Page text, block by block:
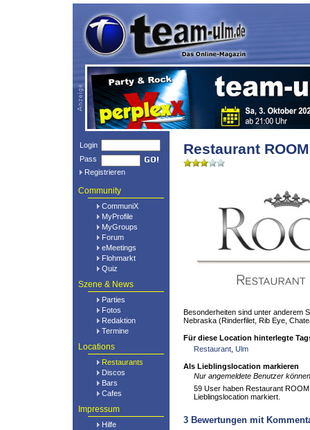
Login
Pass
Registrieren
Community
CommuniX
MyProfile
MyGroups
Forum
eMeetings
Flohmarkt
Quiz
Szene & News
Parties
Fotos
Redaktion
Termine
Locations
Restaurants
Discos
Bars
Cafes
Impressum
Hilfe
Restaurant ROOM
Besonderheiten sind unter anderem
Nebraska (Rinderfilet, Rib Eye,
Für diese Location hinterlegte
Restaurant Ulm
Als Lieblingslocation markieren
Nur angemeldete Benutzer
59 User haben Restaurant
Lieblingslocation markiert.
3 Bewertungen mit